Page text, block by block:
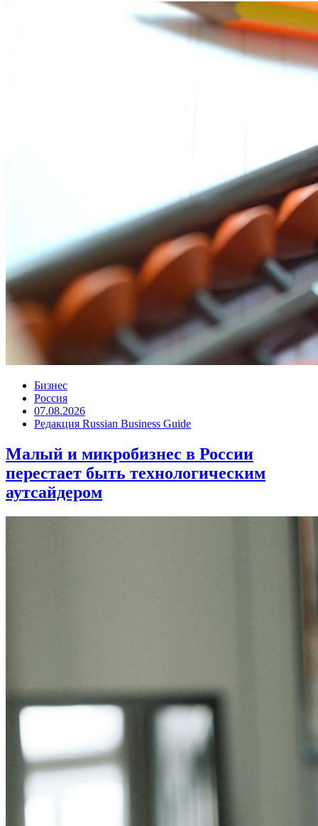
Бизнес
Россия
07.08.2026
Редакция Russian Business Guide
Малый и микробизнес в России
перестает быть технологическим
аутсайдером